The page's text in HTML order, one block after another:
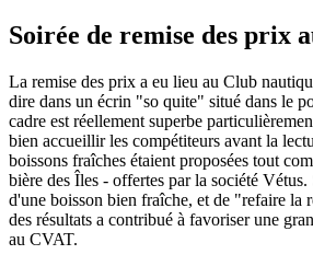
Soirée de remise des prix
La remise des prix a eu lieu au Club
dire dans un écrin "so quite" situé dans le
cadre est réellement superbe
bien accueillir les compétiteurs avant la
boissons fraîches étaient proposées tout
bière des Îles - offertes par la société
d'une boisson bien fraîche, et de "refaire la
des résultats a contribué à favoriser une
au CVAT.